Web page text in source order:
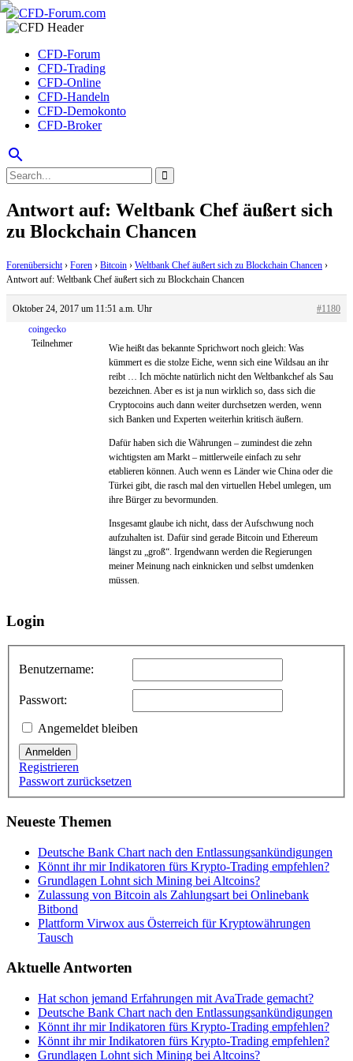
CFD-Forum
CFD-Trading
CFD-Online
CFD-Handeln
CFD-Demokonto
CFD-Broker
search
Antwort auf: Weltbank Chef äußert sich
zu Blockchain Chancen
Forenübersicht › Foren › Bitcoin › Weltbank Chef äußert sich zu Blockchain Chancen ›
Antwort auf: Weltbank Chef äußert sich zu Blockchain Chancen
Oktober 24, 2017 um 11:51 a.m. Uhr
#1180
coingecko
Teilnehmer
Wie heißt das bekannte Sprichwort noch gleich: Was
kümmert es die stolze Eiche, wenn sich eine Wildsau an ihr
reibt … Ich möchte natürlich nicht den Weltbankchef als Sau
bezeichnen. Aber es ist ja nun wirklich so, dass sich die
Cryptocoins auch dann weiter durchsetzen werden, wenn
sich Banken und Experten weiterhin kritisch äußern.
Dafür haben sich die Währungen – zumindest die zehn
wichtigsten am Markt – mittlerweile einfach zu sehr
etablieren können. Auch wenn es Länder wie China oder die
Türkei gibt, die rasch mal den virtuellen Hebel umlegen, um
ihre Bürger zu bevormunden.
Insgesamt glaube ich nicht, dass der Aufschwung noch
aufzuhalten ist. Dafür sind gerade Bitcoin und Ethereum
längst zu „groß“. Irgendwann werden die Regierungen
meiner Meinung nach einknicken und selbst umdenken
müssen.
Login
Benutzername:
Passwort:
Angemeldet bleiben
Anmelden
Registrieren
Passwort zurücksetzen
Neueste Themen
Deutsche Bank Chart nach den Entlassungsankündigungen
Könnt ihr mir Indikatoren fürs Krypto-Trading empfehlen?
Grundlagen Lohnt sich Mining bei Altcoins?
Zulassung von Bitcoin als Zahlungsart bei Onlinebank
Bitbond
Plattform Virwox aus Österreich für Kryptowährungen
Tausch
Aktuelle Antworten
Hat schon jemand Erfahrungen mit AvaTrade gemacht?
Deutsche Bank Chart nach den Entlassungsankündigungen
Könnt ihr mir Indikatoren fürs Krypto-Trading empfehlen?
Könnt ihr mir Indikatoren fürs Krypto-Trading empfehlen?
Grundlagen Lohnt sich Mining bei Altcoins?